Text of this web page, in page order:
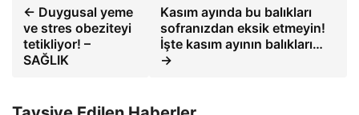
← Duygusal yeme
ve stres obeziteyi
tetikliyor! –
SAĞLIK
Kasım ayında bu balıkları
sofranızdan eksik etmeyin!
İşte kasım ayının balıkları…
→